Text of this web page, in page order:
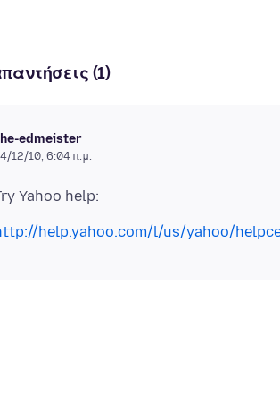
(1)
edmeister
12/10, 6:04 π.μ.
Yahoo help:
help.yahoo.com/l/us/yahoo/